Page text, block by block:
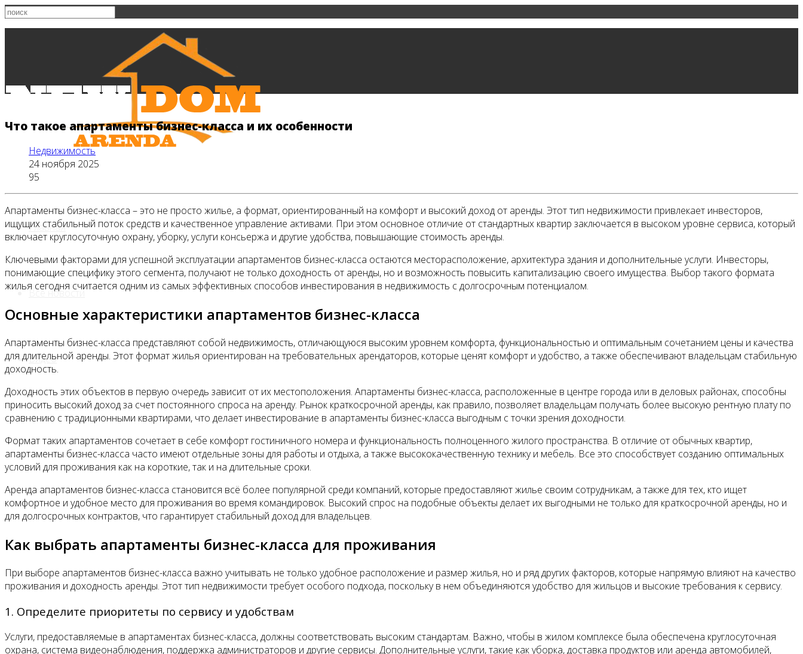
Главная
Все новости
Видео
Что такое апартаменты бизнес-класса и их особенности
Недвижимость
24 ноября 2025
95
Апартаменты бизнес-класса – это не просто жилье, а формат, ориентированный на комфорт и высокий доход от аренды. Этот тип недвижимости привлекает инвесторов,
ищущих стабильный поток средств и качественное управление активами. При этом основное отличие от стандартных квартир заключается в высоком уровне сервиса, который
включает круглосуточную охрану, уборку, услуги консьержа и другие удобства, повышающие стоимость аренды.
Ключевыми факторами для успешной эксплуатации апартаментов бизнес-класса остаются месторасположение, архитектура здания и дополнительные услуги. Инвесторы,
понимающие специфику этого сегмента, получают не только доходность от аренды, но и возможность повысить капитализацию своего имущества. Выбор такого формата
жилья сегодня считается одним из самых эффективных способов инвестирования в недвижимость с долгосрочным потенциалом.
Основные характеристики апартаментов бизнес-класса
Апартаменты бизнес-класса представляют собой недвижимость, отличающуюся высоким уровнем комфорта, функциональностью и оптимальным сочетанием цены и качества
для длительной аренды. Этот формат жилья ориентирован на требовательных арендаторов, которые ценят комфорт и удобство, а также обеспечивают владельцам стабильную
доходность.
Доходность этих объектов в первую очередь зависит от их местоположения. Апартаменты бизнес-класса, расположенные в центре города или в деловых районах, способны
приносить высокий доход за счет постоянного спроса на аренду. Рынок краткосрочной аренды, как правило, позволяет владельцам получать более высокую рентную плату по
сравнению с традиционными квартирами, что делает инвестирование в апартаменты бизнес-класса выгодным с точки зрения доходности.
Формат таких апартаментов сочетает в себе комфорт гостиничного номера и функциональность полноценного жилого пространства. В отличие от обычных квартир,
апартаменты бизнес-класса часто имеют отдельные зоны для работы и отдыха, а также высококачественную технику и мебель. Все это способствует созданию оптимальных
условий для проживания как на короткие, так и на длительные сроки.
Аренда апартаментов бизнес-класса становится всё более популярной среди компаний, которые предоставляют жилье своим сотрудникам, а также для тех, кто ищет
комфортное и удобное место для проживания во время командировок. Высокий спрос на подобные объекты делает их выгодными не только для краткосрочной аренды, но и
для долгосрочных контрактов, что гарантирует стабильный доход для владельцев.
Как выбрать апартаменты бизнес-класса для проживания
При выборе апартаментов бизнес-класса важно учитывать не только удобное расположение и размер жилья, но и ряд других факторов, которые напрямую влияют на качество
проживания и доходность аренды. Этот тип недвижимости требует особого подхода, поскольку в нем объединяются удобство для жильцов и высокие требования к сервису.
1. Определите приоритеты по сервису и удобствам
Услуги, предоставляемые в апартаментах бизнес-класса, должны соответствовать высоким стандартам. Важно, чтобы в жилом комплексе была обеспечена круглосуточная
охрана, система видеонаблюдения, поддержка администраторов и другие сервисы. Дополнительные услуги, такие как уборка, доставка продуктов или аренда автомобилей,